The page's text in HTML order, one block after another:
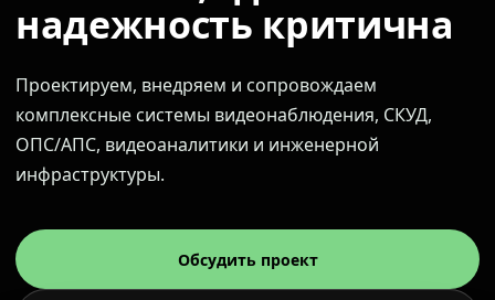
надежность критична
Проектируем, внедряем и сопровождаем
комплексные системы видеонаблюдения, СКУД,
ОПС/АПС, видеоаналитики и инженерной
инфраструктуры.
Обсудить проект